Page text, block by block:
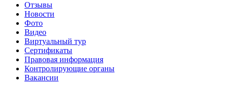
Отзывы
Новости
Фото
Видео
Виртуальный тур
Сертификаты
Правовая информация
Контролирующие органы
Вакансии